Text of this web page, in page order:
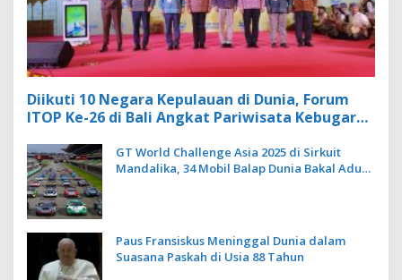
Diikuti 10 Negara Kepulauan di Dunia, Forum
ITOP Ke-26 di Bali Angkat Pariwisata Kebugaran
GT World Challenge Asia 2025 di Sirkuit
Mandalika, 34 Mobil Balap Dunia Bakal Adu
Paus Fransiskus Meninggal Dunia dalam
Suasana Paskah di Usia 88 Tahun